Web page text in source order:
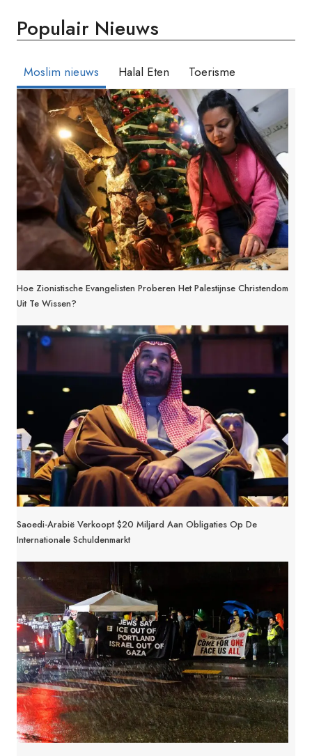
ARABIË
VOOR
EN
‘ONFATSOENLIJKE’
HANDELINGEN
Populair Nieuws
Moslim nieuws Halal Eten Toerisme
Hoe Zionistische Evangelisten Proberen Het Palestijnse Christendom
Uit Te Wissen?
Saoedi-Arabië Verkoopt $20 Miljard Aan Obligaties Op De
Internationale Schuldenmarkt